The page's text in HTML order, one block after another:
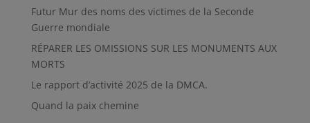
Futur Mur des noms des victimes de la Seconde
Guerre mondiale
RÉPARER LES OMISSIONS SUR LES MONUMENTS AUX
MORTS
Le rapport d’activité 2025 de la DMCA.
Quand la paix chemine